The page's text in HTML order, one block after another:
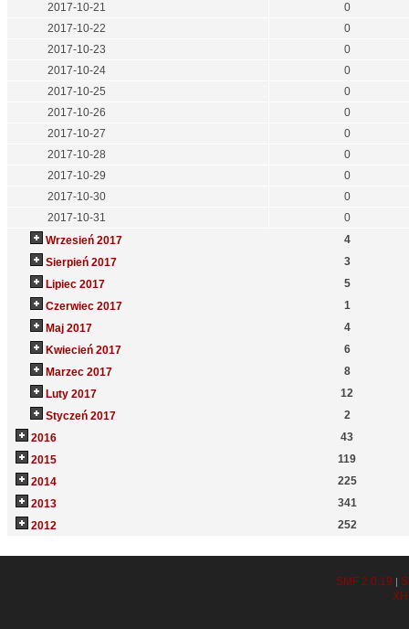
2017-10-21
0
2017-10-22
0
2017-10-23
0
2017-10-24
0
2017-10-25
0
2017-10-26
0
2017-10-27
0
2017-10-28
0
2017-10-29
0
2017-10-30
0
2017-10-31
0
Wrzesień 2017
4
Sierpień 2017
3
Lipiec 2017
5
Czerwiec 2017
1
Maj 2017
4
Kwiecień 2017
6
Marzec 2017
8
Luty 2017
12
Styczeń 2017
2
2016
43
2015
119
2014
225
2013
341
2012
252
SMF 2.0.19